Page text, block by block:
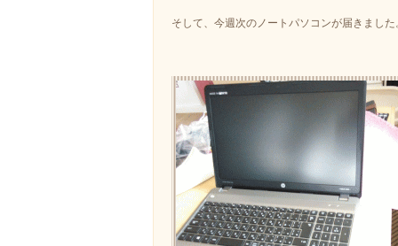
そして、今週次のノートパソコンが届きました